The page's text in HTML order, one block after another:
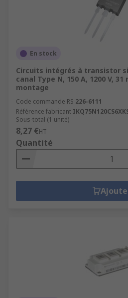
En stock
Circuits intégrés à transistor
canal Type N, 150 A, 1200 V,
montage
Code commande RS 226-6111
Référence fabricant
Sous-total (1 unité)
8,27 €HT
Quantité